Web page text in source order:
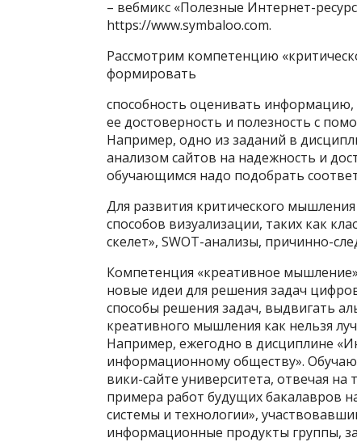
– вебмикс «Полезные Интернет-
https://www.symbaloo.com.
Рассмотрим компетенцию
формировать
способность оценивать
ее достоверность и полезность с
Например, одно из заданий в
анализом сайтов на надежность и
обучающимся надо подобрать
Для развития критического
способов визуализации, таких как
скелет», SWOT-анализы, причинно-
Компетенция «креативное
новые идеи для решения задач
способы решения задач, выдвигать
креативного мышления как нельзя
Например, ежегодно в дисциплине
информационному обществу».
вики-сайте университета, отвечая
примера работ будущих бакалавров
системы и технологии»,
информационные продукты группы,